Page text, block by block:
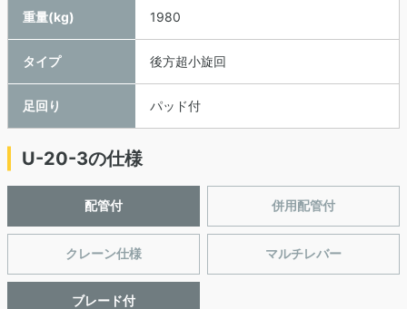
重量(kg) 1980
タイプ 後方超小旋回
足回り パッド付
U-20-3の仕様
配管付 併用配管付
クレーン仕様 マルチレバー
ブレード付